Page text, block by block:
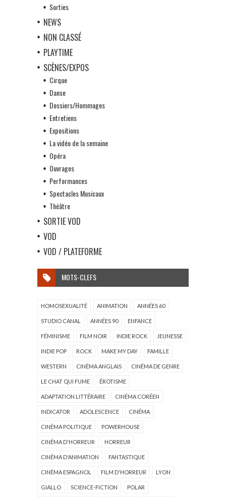
Sorties
NEWS
NON CLASSÉ
PLAYTIME
SCÈNES/EXPOS
Cirque
Danse
Dossiers/Hommages
Entretiens
Expositions
La vidéo de la semaine
Opéra
Ouvrages
Performances
Spectacles Musicaux
Théâtre
SORTIE VOD
VOD
VOD / PLATEFORME
MOTS-CLEFS
HOMOSEXUALITÉ ANIMATION ANNÉES 60
STUDIO CANAL ANNÉES 90 ENFANCE
FÉMINISME FILM NOIR INDIE ROCK JEUNESSE
INDIE POP ROCK MAKE MY DAY FAMILLE
WESTERN CINÉMA ANGLAIS CINÉMA DE GENRE
LE CHAT QUI FUME ÉROTISME
ADAPTATION LITTÉRAIRE CINÉMA CORÉEN
INDICATOR ADOLESCENCE CINÉMA
CINÉMA POLITIQUE POWERHOUSE
CINÉMA D'HORREUR HORREUR
CINÉMA D'ANIMATION FANTASTIQUE
CINÉMA ESPAGNOL FILM D'HORREUR LYON
GIALLO SCIENCE-FICTION POLAR